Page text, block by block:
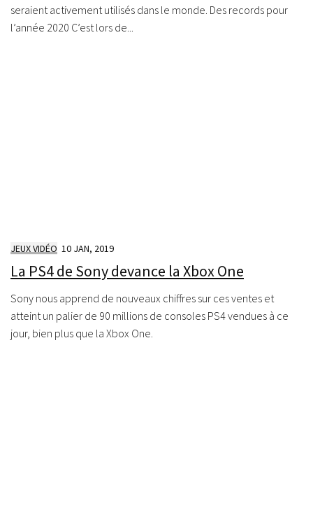
seraient activement utilisés dans le monde. Des records pour
l’année 2020 C’est lors de...
JEUX VIDÉO 10 JAN, 2019
La PS4 de Sony devance la Xbox One
Sony nous apprend de nouveaux chiffres sur ces ventes et
atteint un palier de 90 millions de consoles PS4 vendues à ce
jour, bien plus que la Xbox One.